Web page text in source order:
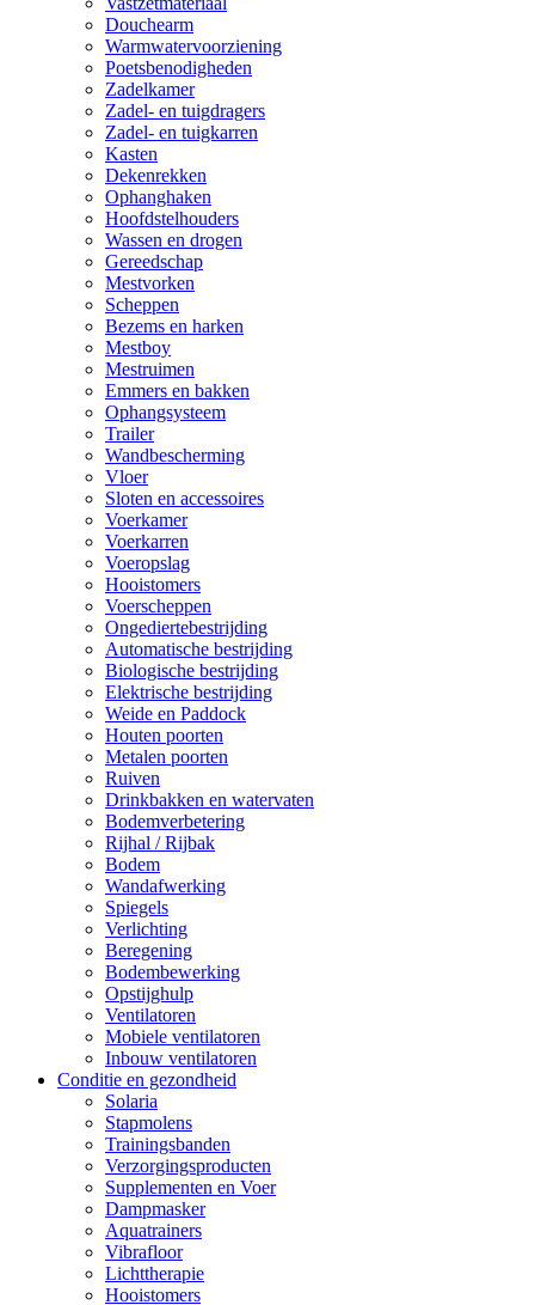
Douchearm
Warmwatervoorziening
Poetsbenodigheden
Zadelkamer
Zadel- en tuigdragers
Zadel- en tuigkarren
Kasten
Dekenrekken
Ophanghaken
Hoofdstelhouders
Wassen en drogen
Gereedschap
Mestvorken
Scheppen
Bezems en harken
Mestboy
Mestruimen
Emmers en bakken
Ophangsysteem
Trailer
Wandbescherming
Vloer
Sloten en accessoires
Voerkamer
Voerkarren
Voeropslag
Hooistomers
Voerscheppen
Ongediertebestrijding
Automatische bestrijding
Biologische bestrijding
Elektrische bestrijding
Weide en Paddock
Houten poorten
Metalen poorten
Ruiven
Drinkbakken en watervaten
Bodemverbetering
Rijhal / Rijbak
Bodem
Wandafwerking
Spiegels
Verlichting
Beregening
Bodembewerking
Opstijghulp
Ventilatoren
Mobiele ventilatoren
Inbouw ventilatoren
Conditie en gezondheid
Solaria
Stapmolens
Trainingsbanden
Verzorgingsproducten
Supplementen en Voer
Dampmasker
Aquatrainers
Vibrafloor
Lichttherapie
Hooistomers